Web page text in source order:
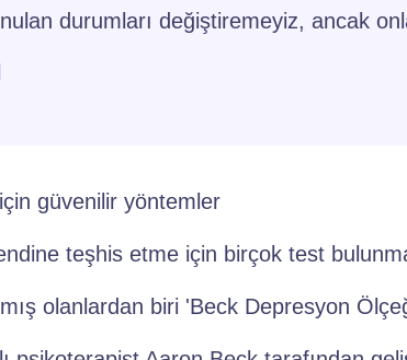
durumları değiştiremeyiz, ancak
güvenilir yöntemler
teşhis etme için birçok test
olanlardan biri 'Beck Depresyon